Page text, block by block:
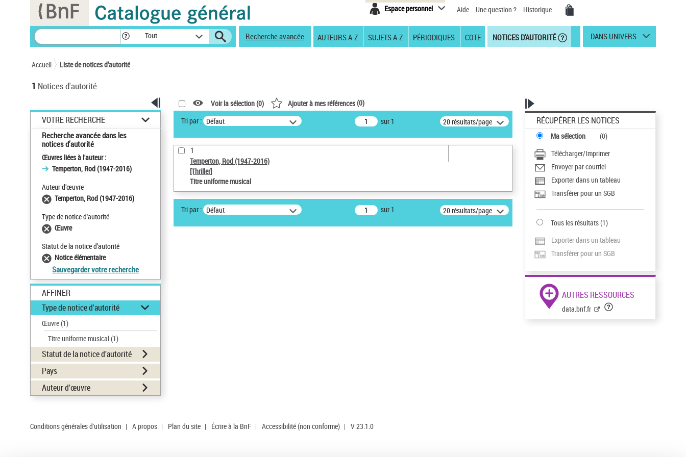
Espace personnel Aide Une question ? Historique
Tout Recherche avancée AUTEURS A-Z SUJETS A-Z PÉRIODIQUES COTE NOTICES D'AUTORITÉ DANS UNIVERS
Accueil Liste de notices d’autorité
1 Notices d'autorité
VOTRE RECHERCHE
Recherche avancée dans les
notices d’autorité
Œuvres liées à l'auteur :
Temperton, Rod (1947-2016)
Auteur d’œuvre
Temperton, Rod (1947-2016)
Type de notice d'autorité
Œuvre
Statut de la notice d’autorité
Notice élémentaire
Sauvegarder votre recherche
AFFINER
Type de notice d'autorité
Œuvre(1)
Titre uniforme musical(1)
Statut de la notice d’autorité
Pays
Auteur d’œuvre
Voir la sélection (0) Ajouter à mes références(0)
Tri par : Défaut sur 1 20 résultats/page
1
Temperton, Rod (1947-2016)
[Thriller]
Titre uniforme musical
Tri par : Défaut sur 1 20 résultats/page
RÉCUPÉRER LES NOTICES
Ma sélection (0)
Télécharger/Imprimer
Envoyer par courriel
Exporter dans un tableau
Transférer pour un SGB
Tous les résultats(1)
Exporter dans un tableau
Transférer pour un SGB
AUTRES RESSOURCES
data.bnf.fr
Conditions générales d'utilisation | A propos | Plan du site | Écrire à la BnF | Accessibilité (non conforme) | V 23.1.0
Panneau de gestion des cookies